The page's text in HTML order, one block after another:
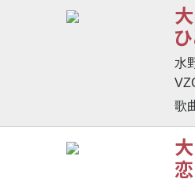
水
歌